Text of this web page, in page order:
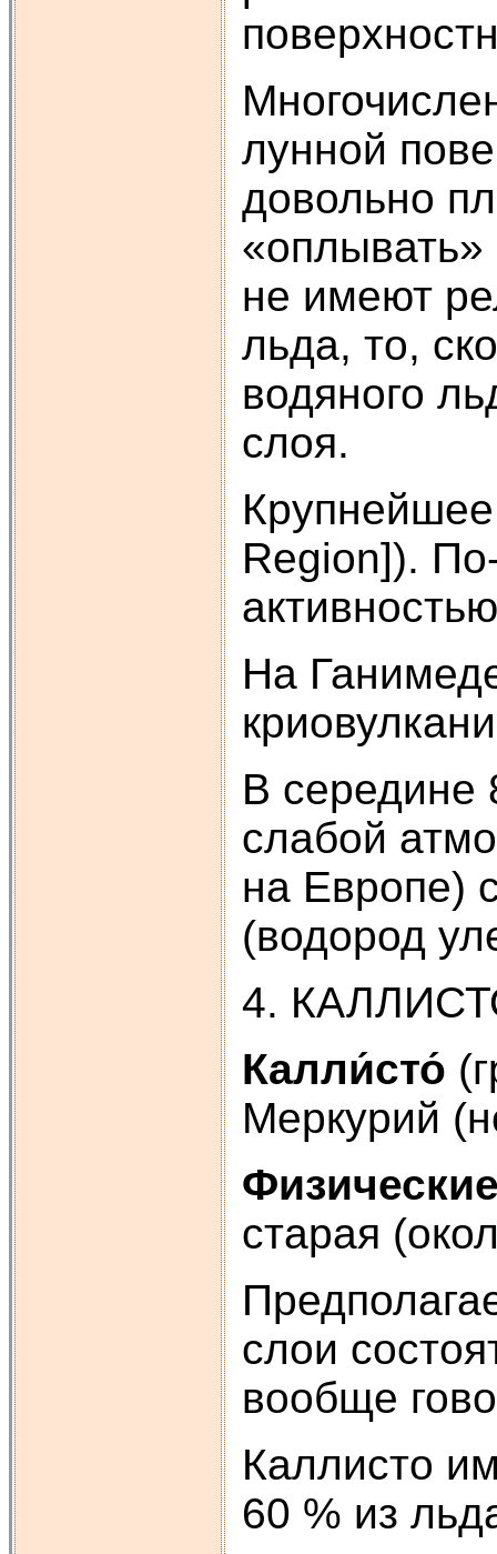
лунной
довольно
«оплывать»
не имеют
льда, то,
водяного
слоя.
Region]).
На
В середине
слабой
на Европе)
(водород
4.
Калли́сто́
Меркурий
старая
слои
вообще
Каллисто
60 % из